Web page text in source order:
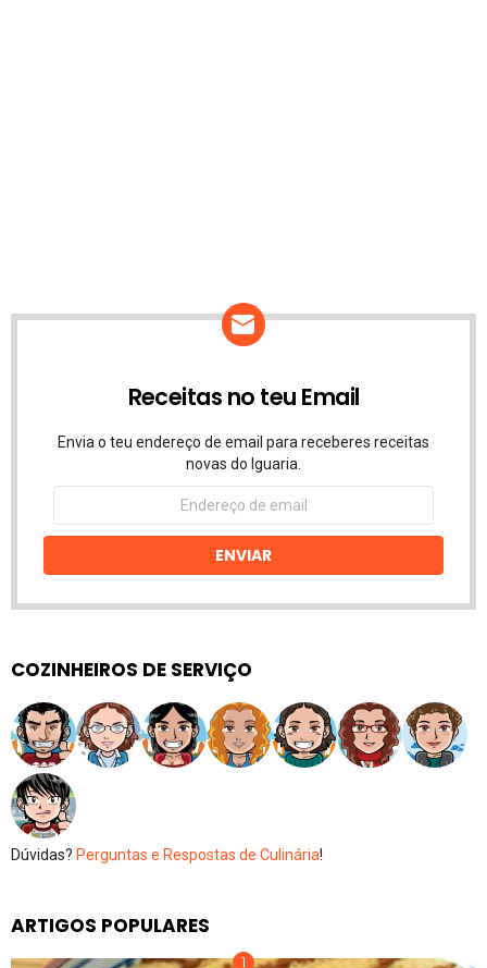
Receitas no teu Email
Envia o teu endereço de email para receberes receitas
novas do Iguaria.
Endereço
email
ENVIAR
COZINHEIROS DE SERVIÇO
Dúvidas? Perguntas e Respostas de Culinária!
ARTIGOS POPULARES